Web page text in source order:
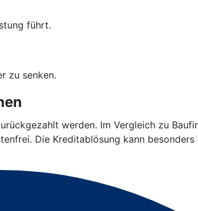
führt.
zu senken.
werden. Im Vergleich zu
Die Kreditablösung kann